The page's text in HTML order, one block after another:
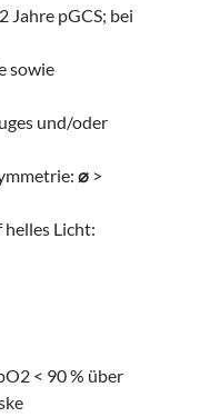
Jahre pGCS; bei
sowie
und/oder
⌀ >
Licht:
< 90 % über